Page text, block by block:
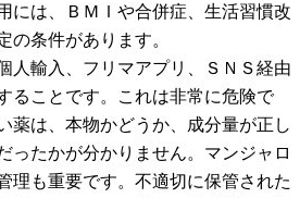
には、ＢＭＩや合併症、生活習慣改
の条件があります。
人輸入、フリマアプリ、ＳＮＳ経由
ることです。これは非常に危険で
薬は、本物かどうか、成分量が正し
ったかが分かりません。マンジャロ
理も重要です。不適切に保管された